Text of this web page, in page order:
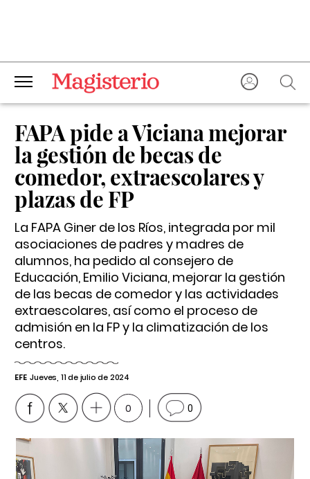
FAPA pide a Viciana mejorar
la gestión de becas de
comedor, extraescolares y
plazas de FP
La FAPA Giner de los Ríos, integrada por mil
asociaciones de padres y madres de
alumnos, ha pedido al consejero de
Educación, Emilio Viciana, mejorar la gestión
de las becas de comedor y las actividades
extraescolares, así como el proceso de
admisión en la FP y la climatización de los
centros.
EFE Jueves, 11 de julio de 2024
0 0